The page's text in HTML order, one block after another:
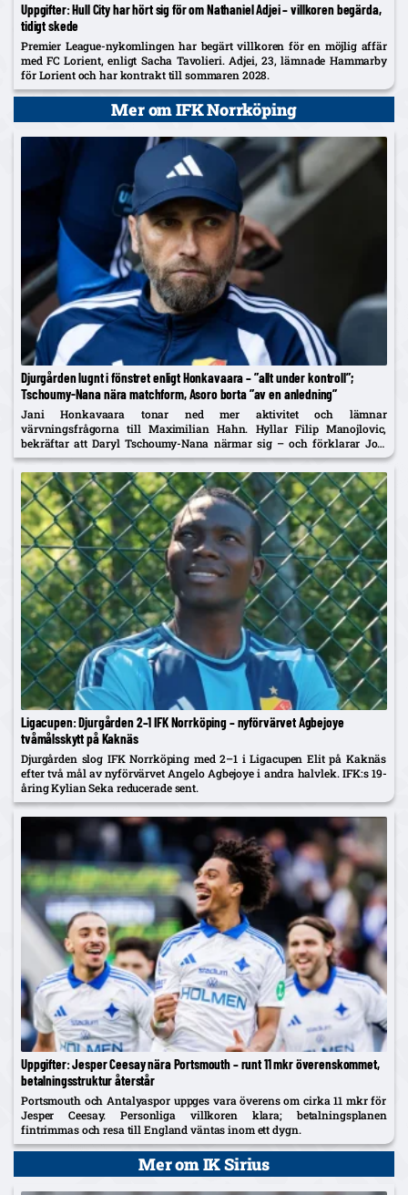
Uppgifter: Hull City har hört sig för om Nathaniel Adjei – villkoren begärda,
tidigt skede
Premier League-nykomlingen har begärt villkoren för en möjlig affär
med FC Lorient, enligt Sacha Tavolieri. Adjei, 23, lämnade Hammarby
för Lorient och har kontrakt till sommaren 2028.
Mer om IFK Norrköping
Djurgården lugnt i fönstret enligt Honkavaara – ”allt under kontroll”;
Tschoumy-Nana nära matchform, Asoro borta ”av en anledning”
Jani Honkavaara tonar ned mer aktivitet och lämnar
värvningsfrågorna till Maximilian Hahn. Hyllar Filip Manojlovic,
bekräftar att Daryl Tschoumy-Nana närmar sig – och förklarar Joel
Asoros frånvaro med att han är borta "av en anledning".
Ligacupen: Djurgården 2–1 IFK Norrköping – nyförvärvet Agbejoye
tvåmålsskytt på Kaknäs
Djurgården slog IFK Norrköping med 2–1 i Ligacupen Elit på Kaknäs
efter två mål av nyförvärvet Angelo Agbejoye i andra halvlek. IFK:s 19-
åring Kylian Seka reducerade sent.
Uppgifter: Jesper Ceesay nära Portsmouth – runt 11 mkr överenskommet,
betalningsstruktur återstår
Portsmouth och Antalyaspor uppges vara överens om cirka 11 mkr för
Jesper Ceesay. Personliga villkoren klara; betalningsplanen
fintrimmas och resa till England väntas inom ett dygn.
Mer om IK Sirius